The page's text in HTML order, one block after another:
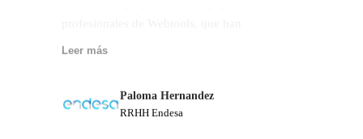
predisposición y una dedicación dignas
RRHH Endesa